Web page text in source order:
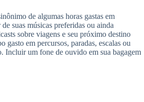
de algumas horas gastas em
suas músicas preferidas ou ainda
sobre viagens e seu próximo destino
gasto em percursos, paradas, escalas ou
Incluir um fone de ouvido em sua bagagem